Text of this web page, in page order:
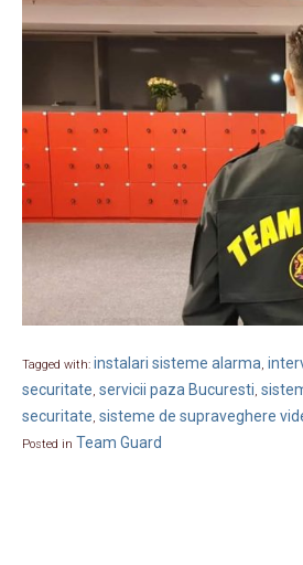
Tagged with: instalari sisteme alarma,
securitate, servicii paza Bucuresti,
securitate, sisteme de supraveghere
Posted in Team Guard